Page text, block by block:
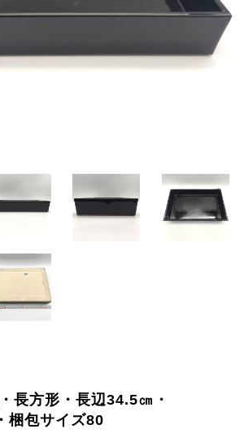
長方形・長辺34.5㎝・
梱包サイズ80